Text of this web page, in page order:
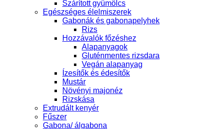
Szárított gyümölcs
Egészséges élelmiszerek
Gabonák és gabonapelyhek
Rizs
Hozzávalók főzéshez
Alapanyagok
Gluténmentes rizsdara
Vegán alapanyag
Ízesítők és édesítők
Mustár
Növényi majonéz
Rizskása
Extrudált kenyér
Fűszer
Gabona/ álgabona